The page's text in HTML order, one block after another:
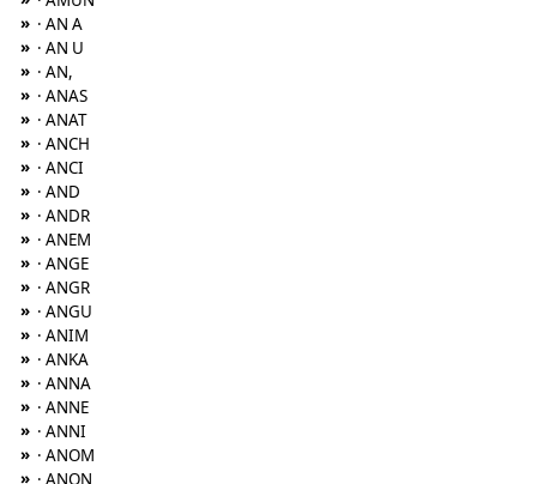
» · AN A
» · AN U
» · AN,
» · ANAS
» · ANAT
» · ANCH
» · ANCI
» · AND
» · ANDR
» · ANEM
» · ANGE
» · ANGR
» · ANGU
» · ANIM
» · ANKA
» · ANNA
» · ANNE
» · ANNI
» · ANOM
» · ANON